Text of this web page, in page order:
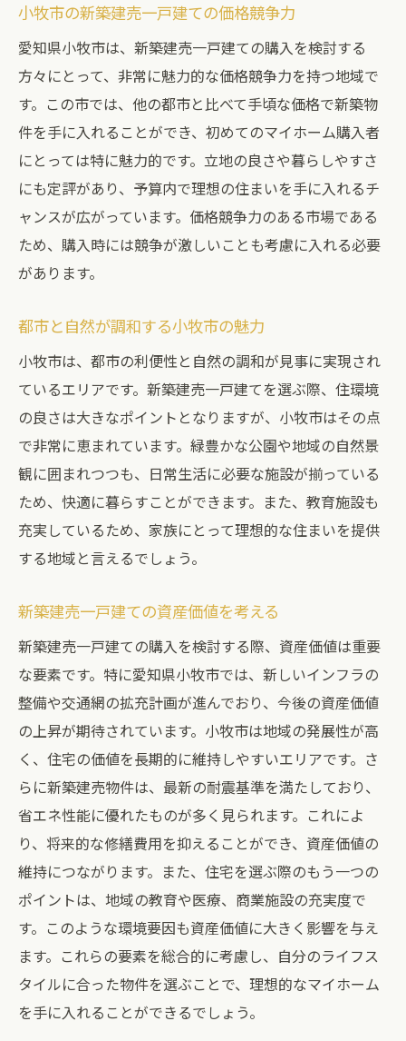
購入前に知っておくべき新築建売の特徴
理想の間取りを見つけるためのコツ
設備の最新トレンドをチェック
プロのアドバイスを活用した購入方法
家族のライフスタイルに合った物件選び
新築建売一戸建ての環境性能を確認
小牧市の新築建売一戸建てで叶える理想のライ
フスタイル
家族で楽しめる小牧市のレクリエーション
地域コミュニティの活用で広がる生活
教育環境が充実した小牧市での子育て
自然と共存する生活スタイルの提案
ワークライフバランスを実現する住まい
生活利便施設が近くにある安心感
新築建売購入前に知っておきたい小牧市の地域
情報
小牧市の交通アクセスと通勤の便利さ
周辺の商業施設と買い物環境
小牧市での医療施設と健康サポート
地域のイベントと文化活動
自然災害のリスクと備え
愛知県小牧市で新築建売一戸建てを購入する際
の注意点
契約前に確認すべき法律と規制
住宅ローンの選び方と支払い計画
物件視察で注目するべきポイント
購入後のメンテナンスを考えた予算設定
隣接地との関係やプライバシー確保
不動産業者の選び方と交渉のヒント
新築建売一戸建てが提供する最新設備とデザイ
ンの魅力
小牧市の新築建売一戸建ての価格競争力
愛知県小牧市は、新築建売一戸建ての購入を検討する
方々にとって、非常に魅力的な価格競争力を持つ地域で
す。この市では、他の都市と比べて手頃な価格で新築物
件を手に入れることができ、初めてのマイホーム購入者
にとっては特に魅力的です。立地の良さや暮らしやすさ
にも定評があり、予算内で理想の住まいを手に入れるチ
ャンスが広がっています。価格競争力のある市場である
ため、購入時には競争が激しいことも考慮に入れる必要
があります。
都市と自然が調和する小牧市の魅力
小牧市は、都市の利便性と自然の調和が見事に実現され
ているエリアです。新築建売一戸建てを選ぶ際、住環境
の良さは大きなポイントとなりますが、小牧市はその点
で非常に恵まれています。緑豊かな公園や地域の自然景
観に囲まれつつも、日常生活に必要な施設が揃っている
ため、快適に暮らすことができます。また、教育施設も
充実しているため、家族にとって理想的な住まいを提供
する地域と言えるでしょう。
新築建売一戸建ての資産価値を考える
新築建売一戸建ての購入を検討する際、資産価値は重要
な要素です。特に愛知県小牧市では、新しいインフラの
整備や交通網の拡充計画が進んでおり、今後の資産価値
の上昇が期待されています。小牧市は地域の発展性が高
く、住宅の価値を長期的に維持しやすいエリアです。さ
らに新築建売物件は、最新の耐震基準を満たしており、
省エネ性能に優れたものが多く見られます。これによ
り、将来的な修繕費用を抑えることができ、資産価値の
維持につながります。また、住宅を選ぶ際のもう一つの
ポイントは、地域の教育や医療、商業施設の充実度で
す。このような環境要因も資産価値に大きく影響を与え
ます。これらの要素を総合的に考慮し、自分のライフス
タイルに合った物件を選ぶことで、理想的なマイホーム
を手に入れることができるでしょう。